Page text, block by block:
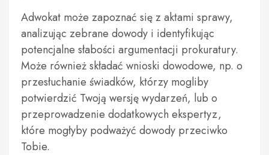
Adwokat może zapoznać się z aktami sprawy,
analizując zebrane dowody i identyfikując
potencjalne słabości argumentacji prokuratury.
Może również składać wnioski dowodowe, np. o
przesłuchanie świadków, którzy mogliby
potwierdzić Twoją wersję wydarzeń, lub o
przeprowadzenie dodatkowych ekspertyz,
które mogłyby podważyć dowody przeciwko
Tobie.